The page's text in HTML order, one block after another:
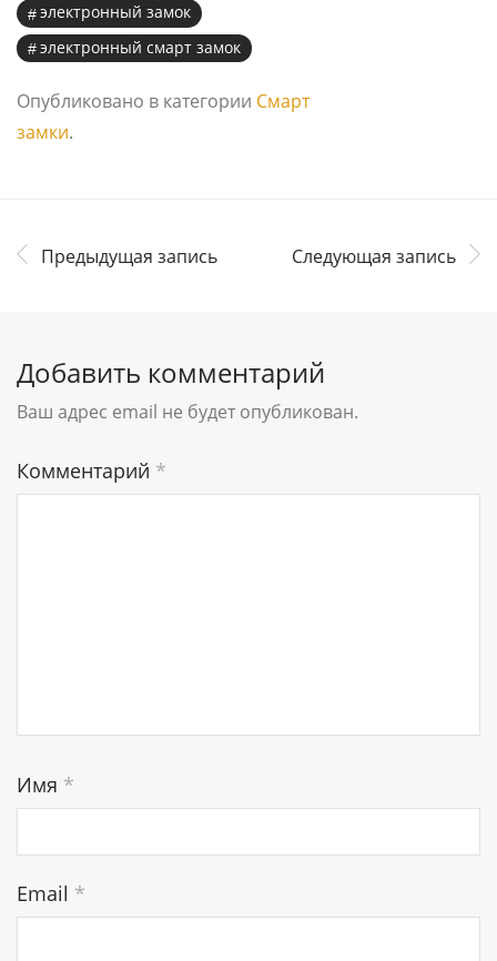
электронный замок
электронный смарт замок
Опубликовано в категории Смарт
замки.
Предыдущая запись Следующая запись
Добавить комментарий
Ваш адрес email не будет опубликован.
Комментарий *
Имя *
Email *